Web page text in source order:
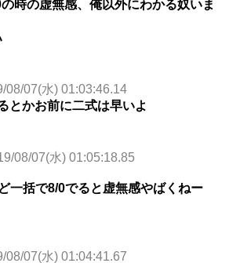
時の虚無感、俺以外にわかる奴いま
08/07(水) 01:03:46.14
とかお前に二式は早いよ
08/07(水) 01:05:18.85
一括で8/0でると虚無感やばくねー
08/07(水) 01:04:41.67